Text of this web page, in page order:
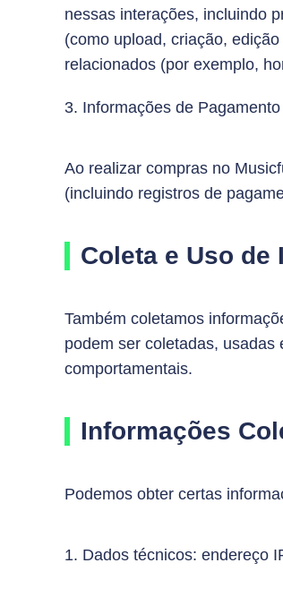
nessas interações, incluindo
(como upload, criação,
relacionados (por exemplo,
3. Informações de Pagamento
Ao realizar compras no
(incluindo registros de
Coleta e Uso de
Também coletamos
podem ser coletadas,
comportamentais.
Informações
Podemos obter certas
1. Dados técnicos: endereço